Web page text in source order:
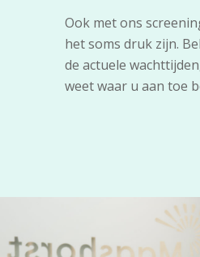
Ook met ons
het soms druk zijn.
de actuele
weet waar u aan toe